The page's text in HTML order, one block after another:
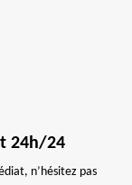
24h/24
n’hésitez pas